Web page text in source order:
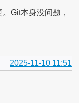
Git本身没问题，
2025-11-10 11:51